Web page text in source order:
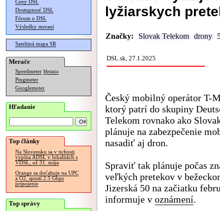
Ceny DSL
Dostupnosť DSL
Fórum o DSL
Výsledky meraní
Satelitná mapa SR
Merače
Speedmeter Merania
Pingmeter
Googlemeter
Hľadanie
Top články
Na Slovensku sa v tichosti
vypína ADSL v lokalitách s
VDSL, už 31. mája
Orange sa doťahuje na UPC
a O2, spustí 2.5 Gbps
pripojenie
Top správy
lyžiarskych
Značky: Slovak Telekom drony
DSL.sk, 27.1.2025
Český mobilný operátor T-
ktorý patrí do skupiny
Telekom rovnako ako
plánuje na zabezpečenie
nasadiť aj dron.
Spraviť tak plánuje počas
veľkých pretekov v
Jizerská 50 na začiatku
informuje v oznámení.